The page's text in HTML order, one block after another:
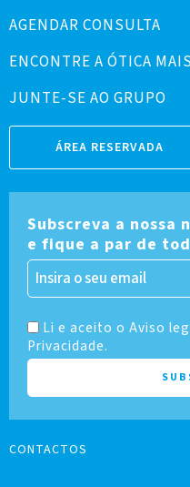
AGENDAR CONSULTA
ENCONTRE A ÓTICA
JUNTE-SE AO GRUPO
ÁREA RESERVADA
Subscreva a nossa
e fique a par de
Li e aceito o Aviso
Privacidade.
CONTACTOS